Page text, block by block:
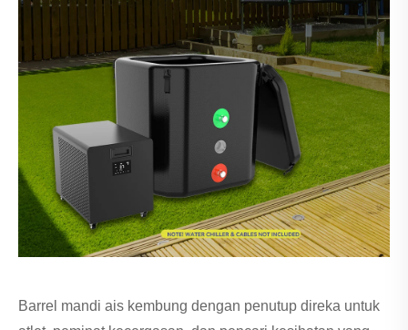
Barrel mandi ais kembung dengan penutup direka untuk